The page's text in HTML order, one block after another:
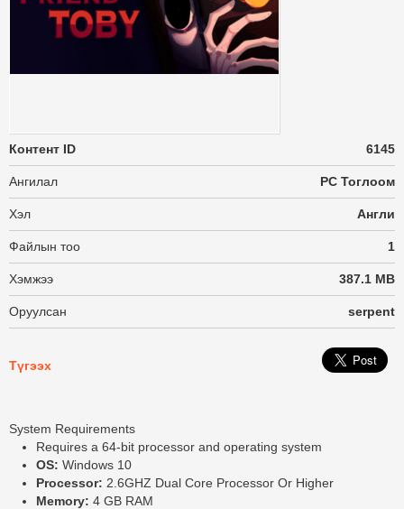
Контент ID 6145
Ангилал PC Тоглоом
Хэл Англи
Файлын тоо 1
Хэмжээ 387.1 MB
Оруулсан serpent
Түгээх
System Requirements
Requires a 64-bit processor and operating system
OS: Windows 10
Processor: 2.6GHZ Dual Core Processor Or Higher
Memory: 4 GB RAM